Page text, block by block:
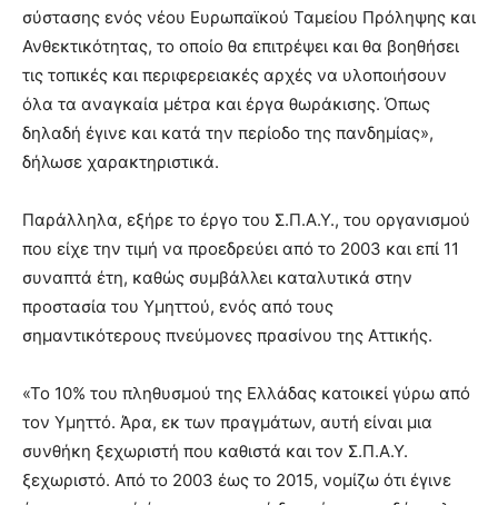
σύστασης ενός νέου Ευρωπαϊκού Ταμείου Πρόληψης και
Ανθεκτικότητας, το οποίο θα επιτρέψει και θα βοηθήσει
τις τοπικές και περιφερειακές αρχές να υλοποιήσουν
όλα τα αναγκαία μέτρα και έργα θωράκισης. Όπως
δηλαδή έγινε και κατά την περίοδο της πανδημίας»,
δήλωσε χαρακτηριστικά.
Παράλληλα, εξήρε το έργο του Σ.Π.Α.Υ., του οργανισμού
που είχε την τιμή να προεδρεύει από το 2003 και επί 11
συναπτά έτη, καθώς συμβάλλει καταλυτικά στην
προστασία του Υμηττού, ενός από τους
σημαντικότερους πνεύμονες πρασίνου της Αττικής.
«Το 10% του πληθυσμού της Ελλάδας κατοικεί γύρω από
τον Υμηττό. Άρα, εκ των πραγμάτων, αυτή είναι μια
συνθήκη ξεχωριστή που καθιστά και τον Σ.Π.Α.Υ.
ξεχωριστό. Από το 2003 έως το 2015, νομίζω ότι έγινε